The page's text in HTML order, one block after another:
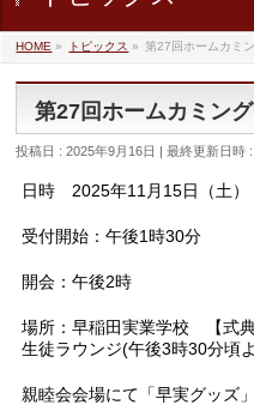
HOME » トピックス » 第27回ホームカミ
第27回ホームカミン
投稿日 : 2025年9月16日 最終更新日時
日時 2025年11月15日（土）
受付開始：午後1時30分
開会：午後2時
場所：早稲田実業学校 【式
生徒ラウンジ(午後3時30分頃
親睦会会場にて「早実グッズ